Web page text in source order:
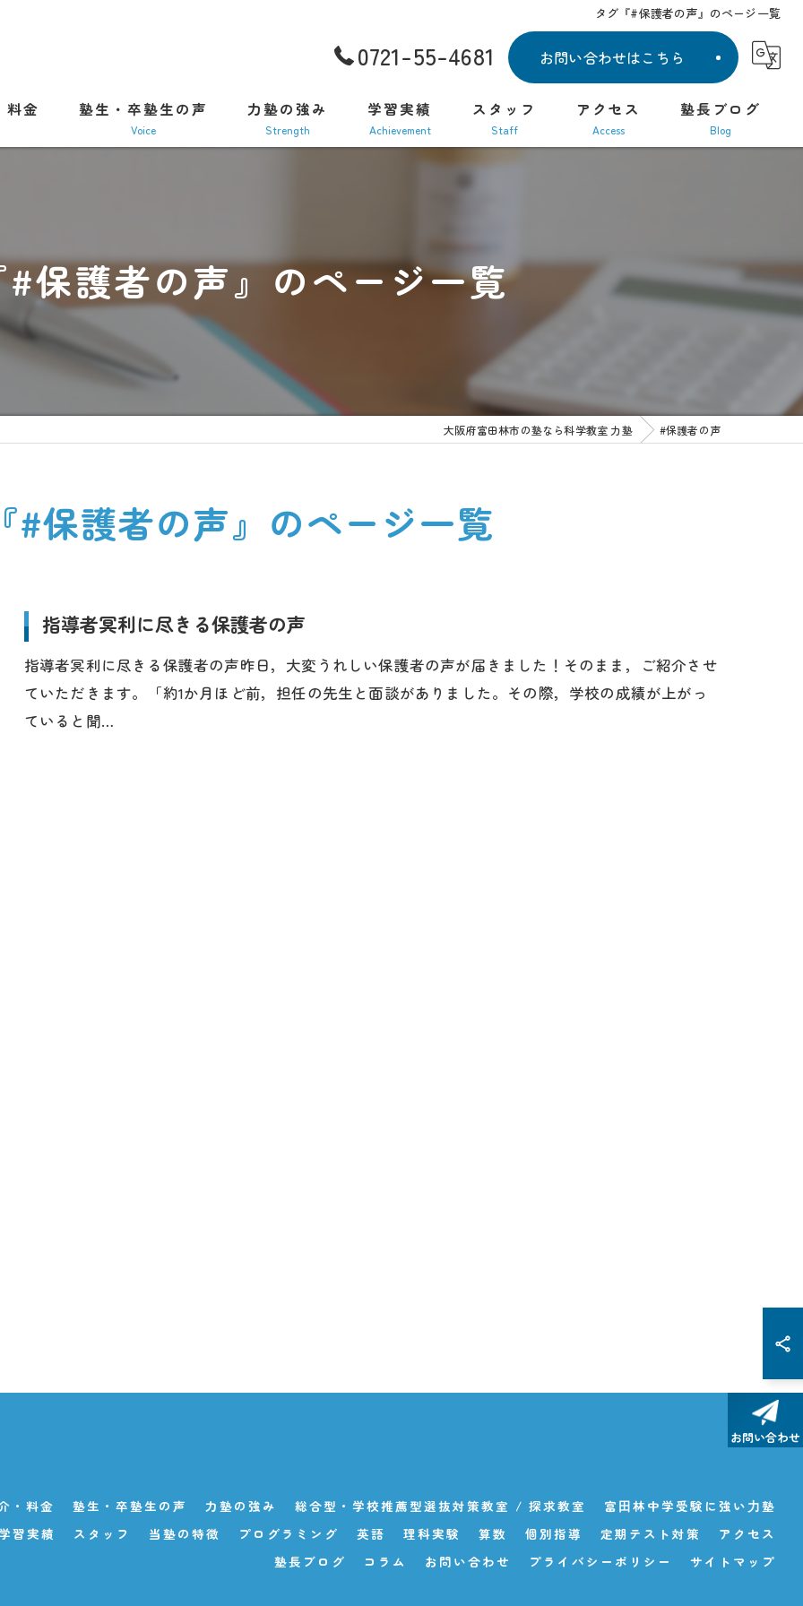
タグ『#保護者の声』のページ一覧
0721-55-4681 お問い合わせはこちら
料金 塾生・卒塾生の声
Voice
力塾の強み
strength
総合型・学校推薦型選抜対策教室 / 探求教室
NPOの学習支援
学習実績
achievement
スタッフ
staff
アクセス
access
塾長ブログ
blog
保護者の声』のページ一覧
大阪府富田林市の塾なら科学教室 力塾 #保護者の声
#保護者の声』のページ一覧
指導者冥利に尽きる保護者の声
指導者冥利に尽きる保護者の声昨日，大変うれしい保護者の声が届きました！そのまま，ご紹介させ
ていただきます。「約1か月ほど前，担任の先生と面談がありました。その際，学校の成績が上がっ
ていると聞…
お問い合わせ
・料金 塾生・卒塾生の声 力塾の強み 総合型・学校推薦型選抜対策教室 / 探求教室
富⽥林中学受験に強い⼒塾
習実績
スタッフ 当塾の特徴 プログラミング 英語 理科実験 算数 個別指導 定期テスト対策
アクセス
塾長ブログ
コラム お問い合わせ プライバシーポリシー サイトマップ